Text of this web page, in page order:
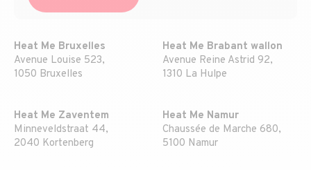
Heat Me Bruxelles
Avenue Louise 523,
1050 Bruxelles
Heat Me Brabant wallon
Avenue Reine Astrid 92,
1310 La Hulpe
Heat Me Zaventem
Minneveldstraat 44,
2040 Kortenberg
Heat Me Namur
Chaussée de Marche 680,
5100 Namur